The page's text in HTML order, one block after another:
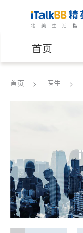
首页
医生
建筑装修
首页 医生